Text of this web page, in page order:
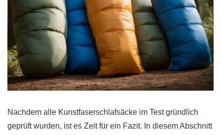
Nachdem alle Kunstfaserschlafsäcke im Test gründlich
geprüft wurden, ist es Zeit für ein Fazit. In diesem Abschnitt